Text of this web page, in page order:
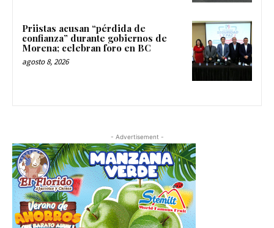
Priistas acusan “pérdida de
confianza” durante gobiernos de
Morena; celebran foro en BC
agosto 8, 2026
- Advertisement -